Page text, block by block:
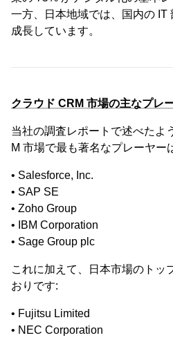
一方、日本地域では、国内の IT
成長しています。
クラウド CRM 市場の主なプレ
当社の調査レポートで述べたよ
M 市場で最も著名なプレーヤー
• Salesforce, Inc.
• SAP SE
• Zoho Group
• IBM Corporation
• Sage Group plc
これに加えて、日本市場のトッ
おりです:
• Fujitsu Limited
• NEC Corporation